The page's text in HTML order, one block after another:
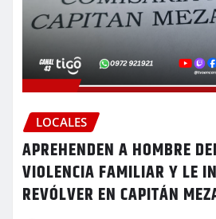
LOCALES
APREHENDEN A HOMBRE
VIOLENCIA FAMILIAR Y LE
REVÓLVER EN CAPITÁN